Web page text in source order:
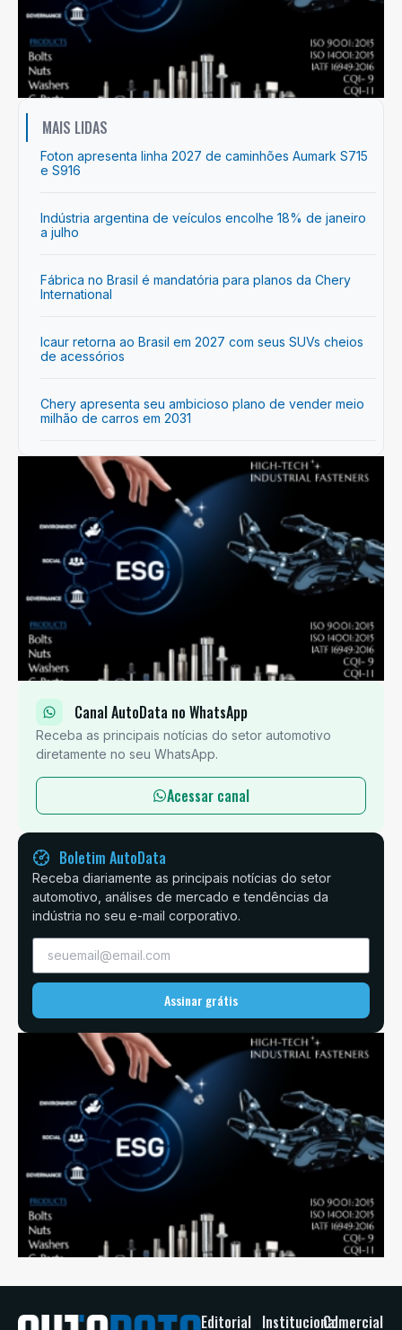
MAIS LIDAS
Foton apresenta linha 2027 de caminhões Aumark S715
e S916
Indústria argentina de veículos encolhe 18% de janeiro
a julho
Fábrica no Brasil é mandatória para planos da Chery
International
Icaur retorna ao Brasil em 2027 com seus SUVs cheios
de acessórios
Chery apresenta seu ambicioso plano de vender meio
milhão de carros em 2031
Canal AutoData no WhatsApp
Receba as principais notícias do setor automotivo
diretamente no seu WhatsApp.
Acessar canal
Boletim AutoData
Receba diariamente as principais notícias do setor
automotivo, análises de mercado e tendências da
indústria no seu e-mail corporativo.
Assinar grátis
Editorial InstitucionalComercial